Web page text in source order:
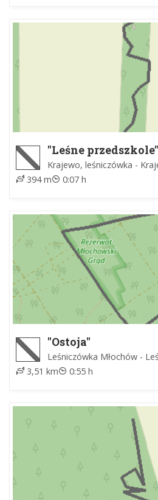
"Leśne przedszkole"
Krajewo, leśniczówka -
394 m
0:07 h
"Ostoja"
Leśniczówka Młochów -
3,51 km
0:55 h